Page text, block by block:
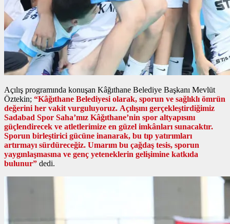
Açılış programında konuşan Kâğıthane Belediye Başkanı Mevlüt
Öztekin; “Kâğıthane Belediyesi olarak, sporun ve sağlıklı ömrün
değerini her vakit vurguluyoruz. Açılışını gerçekleştirdiğimiz
Sadabad Spor Saha’mız Kâğıthane’nin spor altyapısını
güçlendirecek ve atletlerimize en güzel imkânları sunacaktır.
Sporun birleştirici gücüne inanarak, bu tıp yatırımları
artırmayı sürdüreceğiz. Umarım bu çağdaş tesis, sporun
yaygınlaşmasına ve genç yeteneklerin gelişimine katkıda
bulunur” dedi.